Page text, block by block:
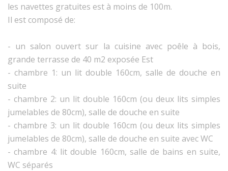
les navettes gratuites est à moins de 100m.
Il est composé de:
- un salon ouvert sur la cuisine avec poêle à bois,
grande terrasse de 40 m2 exposée Est
- chambre 1: un lit double 160cm, salle de douche en
suite
- chambre 2: un lit double 160cm (ou deux lits simples
jumelables de 80cm), salle de douche en suite
- chambre 3: un lit double 160cm (ou deux lits simples
jumelables de 80cm), salle de douche en suite avec WC
- chambre 4: lit double 160cm, salle de bains en suite,
WC séparés